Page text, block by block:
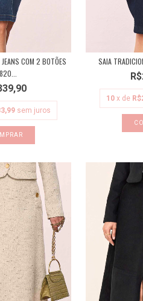
COM 2 BOTÕES
sem juros
SAIA
10 x de